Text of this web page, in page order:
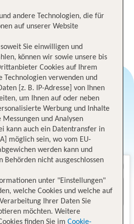
Sie
andere Technologien, die für
auf unserer Website
Sie einwilligen und
können wir sowie unsere bis
Cookies auf Ihrem
Technologien verwenden und
[z. B. IP-Adresse] von Ihnen
um Ihnen auf oder neben
Werbung und Inhalte
Messungen und Analysen
kann auch ein Datentransfer in
möglich sein, wo vom EU-
werden kann und
Behörden nicht ausgeschlossen
unter "Einstellungen"
welche Cookies und welche auf
Ihrer Daten Sie
möchten. Weitere
finden Sie im Cookie-